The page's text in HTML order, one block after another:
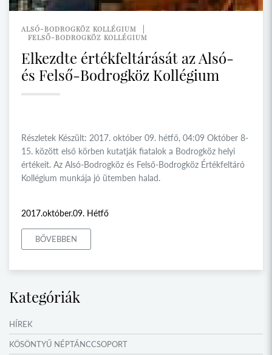
ALSÓ-BODROGKÖZ KOLLÉGIUM
FELSŐ-BODROGKÖZ KOLLÉGIUM
Elkezdte értékfeltárását az Alsó-
és Felső-Bodrogköz Kollégium
Részletek Készült: 2017. október 09. hétfő, 04:09 Október 8-
15. között első körben kutatják fiatalok a Bodrogköz helyi
értékeit. Az Alsó-Bodrogköz és Felső-Bodrogköz Értékfeltáró
Kollégium munkája jó ütemben halad.
2017.október.09. Hétfő
BŐVEBBEN
Kategóriák
HÍREK
KÖSÖNTYŰ NÉPTÁNCCSOPORT